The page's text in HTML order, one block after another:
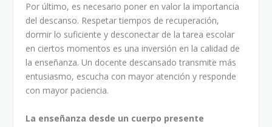
Por último, es necesario poner en valor la importancia
del descanso. Respetar tiempos de recuperación,
dormir lo suficiente y desconectar de la tarea escolar
en ciertos momentos es una inversión en la calidad de
la enseñanza. Un docente descansado transmite más
entusiasmo, escucha con mayor atención y responde
con mayor paciencia.
La enseñanza desde un cuerpo presente